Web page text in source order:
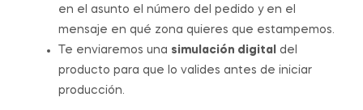
en el asunto el número del pedido y en el
mensaje en qué zona quieres que estampemos.
Te enviaremos una simulación digital del
producto para que lo valides antes de iniciar
producción.